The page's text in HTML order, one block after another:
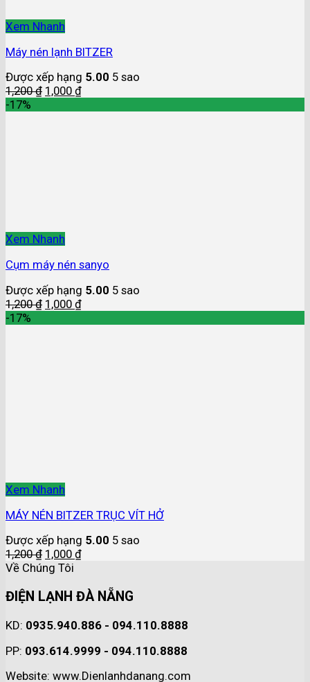
Xem Nhanh
Máy nén lạnh BITZER
Được xếp hạng 5.00 5 sao
1,200₫ 1,000 ₫
-17%
Xem Nhanh
Cụm máy nén sanyo
Được xếp hạng 5.00 5 sao
1,200₫ 1,000 ₫
-17%
Xem Nhanh
MÁY NÉN BITZER TRỤC VÍT HỞ
Được xếp hạng 5.00 5 sao
1,200₫ 1,000 ₫
Về Chúng Tôi
ĐIỆN LẠNH ĐÀ NẴNG
KD: 0935.940.886 - 094.110.8888
PP: 093.614.9999 - 094.110.8888
Website: www.Dienlanhdanang.com